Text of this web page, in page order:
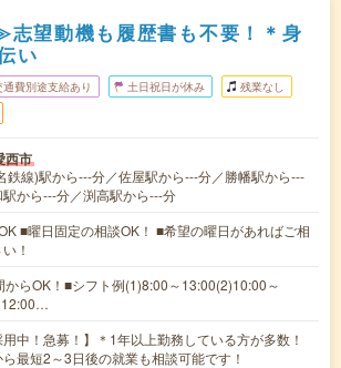
望動機も履歴書も不要！＊身
い
通費別途支給あり 土日祝日が休み 残業なし
西市
鉄線)駅から---分／佐屋駅から---分／勝幡駅から---
から---分／渕高駅から---分
■曜日固定の相談OK！ ■希望の曜日があればご相
！
からOK！■シフト例(1)8:00～13:00(2)10:00～
用中！急募！】＊1年以上勤務している方が多数！
ら最短2～3日後の就業も相談可能です！